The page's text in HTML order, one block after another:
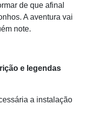
de que afinal
A aventura vai
note.
e legendas
a instalação